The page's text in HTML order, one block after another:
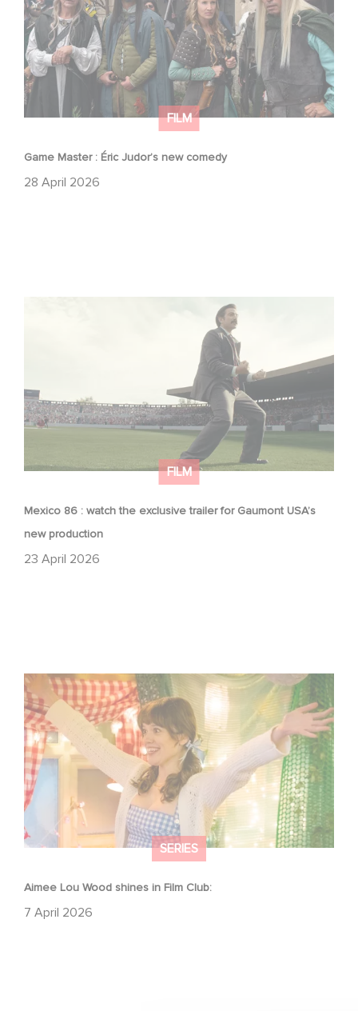
FILM
Game Master : Éric Judor’s new comedy
28 April 2026
FILM
Mexico 86 : watch the exclusive trailer for Gaumont USA’s
new production
23 April 2026
Mexico 86 : watch the exclusive trailer for Gaumont
SERIES
Aimee Lou Wood shines in Film Club:
7 April 2026
Aimee Lou Wood shines in Film Club: